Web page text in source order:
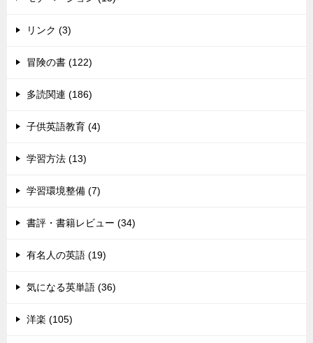
リンク (3)
冒険の書 (122)
多読関連 (186)
子供英語教育 (4)
学習方法 (13)
学習環境整備 (7)
書評・書籍レビュー (34)
有名人の英語 (19)
気になる英単語 (36)
洋楽 (105)